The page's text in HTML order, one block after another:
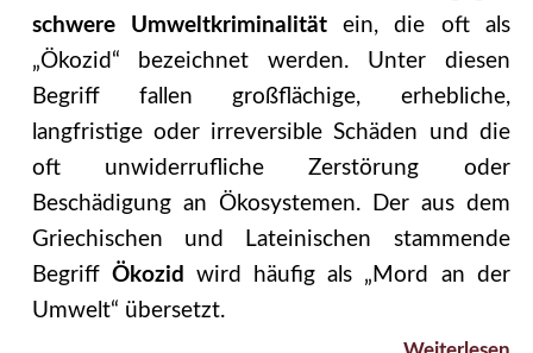
schwere Umweltkriminalitätein, die oft als
„Ökozid“ bezeichnet werden. Unter diesen
Begriff fallen großflächige, erhebliche,
langfristige oder irreversible Schäden und die
oft unwiderrufliche Zerstörung oder
Beschädigung an Ökosystemen. Der aus dem
Griechischen und Lateinischen stammende
Begriff Ökozid
wird häufig als „Mord an der
Umwelt“ übersetzt.